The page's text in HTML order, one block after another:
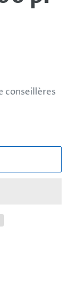
conseillères